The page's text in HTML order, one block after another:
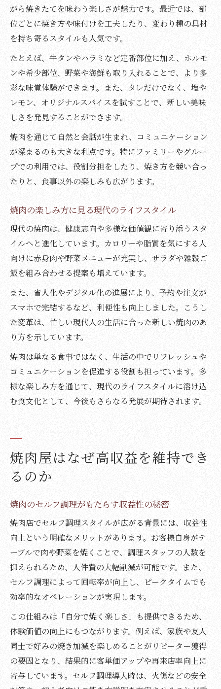
がら焼きたてを味わう楽しさが魅力です。最近では、部
位ごとに焼き方や味付けを工夫したり、変わり種の具材
を持ち寄るスタイルも人気です。
たとえば、牛タンやハラミなど定番部位に加え、ホルモ
ンや希少部位、野菜や海鮮も取り入れることで、より多
彩な味覚体験ができます。また、タレだけでなく、塩や
レモン、オリジナルスパイスを試すことで、新しい美味
しさを発見することができます。
焼肉を通じて自然と会話が生まれ、コミュニケーション
が深まるのも大きな利点です。特にファミリーやグルー
プでの利用では、役割分担をしたり、焼き方を競い合っ
たりと、食事以外の楽しみも広がります。
焼肉の楽しみ方に見る現代のライフスタイル
現代の焼肉は、健康志向や多様な価値観に寄り添うスタ
イルへと進化しています。カロリーや脂質を気にする人
向けに赤身肉や野菜メニューが充実し、サラダや雑穀ご
飯を組み合わせる提案も増えています。
また、省人化やデジタル化の進展により、予約や注文が
スマホで完結するなど、利便性も向上しました。こうし
た変革は、忙しい現代人の生活に合った新しい焼肉のあ
り方を示しています。
焼肉は単なる食事ではなく、生活の中でリフレッシュや
コミュニケーションを促進する役割も担っています。多
様な楽しみ方を通じて、現代のライフスタイルに溶け込
む食文化として、今後もさらなる発展が期待されます。
焼肉屋はなぜ高収益を維持でき
るのか
焼肉のセルフ調理がもたらす収益性の秘密
焼肉店でセルフ調理スタイルが広がる背景には、収益性
向上という明確なメリットがあります。お客様自身がテ
ーブルで肉や野菜を焼くことで、調理スタッフの人数を
抑えられるため、人件費の大幅削減が可能です。また、
セルフ調理によって回転率が向上し、ピークタイムでも
効率的なオペレーションが実現します。
この仕組みは「自分で焼く楽しさ」も提供できるため、
体験価値の向上にもつながります。例えば、家族や友人
同士で好みの焼き加減を楽しめることがリピーター獲得
の要因となり、結果的に客単価アップや再来店率向上に
寄与しています。セルフ調理導入時は、火傷などの安全